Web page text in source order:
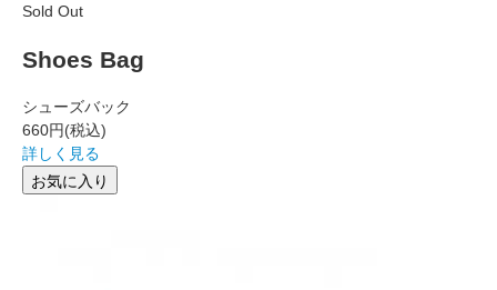
Sold Out
Shoes Bag
シューズバック
660円(税込)
詳しく見る
お気に入り